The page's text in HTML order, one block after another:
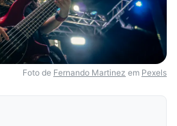
Foto de Fernando Martinez em Pexels